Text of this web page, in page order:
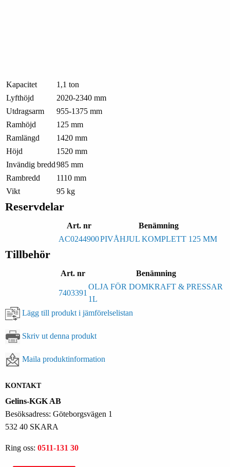
Kapacitet
1,1 ton
Lyfthöjd
2020-2340 mm
Utdragsarm
955-1375 mm
Ramhöjd
125 mm
Ramlängd
1420 mm
Höjd
1520 mm
Invändig bredd985 mm
Rambredd
1110 mm
Vikt
95 kg
Reservdelar
Art. nr
Benämning
AC0244900PIVÅHJUL KOMPLETT 125 MM
Tillbehör
Art. nr Benämning
7403391
OLJA FÖR DOMKRAFT & PRESSAR
1L
Lägg till produkt i jämförelselistan
Skriv ut denna produkt
Maila produktinformation
KONTAKT
Gelins-KGK AB
Besöksadress: Göteborgsvägen 1
532 40 SKARA
Ring oss: 0511-131 30